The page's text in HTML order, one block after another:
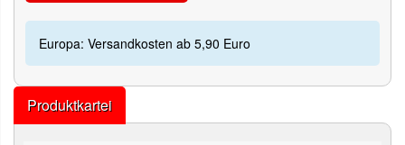
Europa: Versandkosten ab 5,90 Euro
Produktkartei